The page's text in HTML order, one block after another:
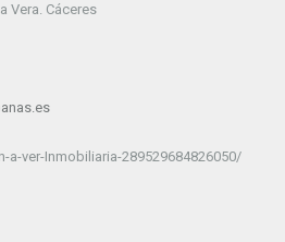
Vera. Cáceres
ver-Inmobiliaria-289529684826050/